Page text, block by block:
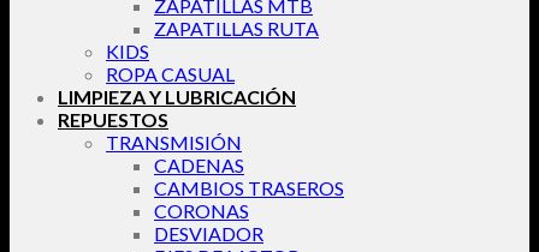
ZAPATILLAS MTB
ZAPATILLAS RUTA
KIDS
ROPA CASUAL
LIMPIEZA Y LUBRICACIÓN
REPUESTOS
TRANSMISIÓN
CADENAS
CAMBIOS TRASEROS
CORONAS
DESVIADOR